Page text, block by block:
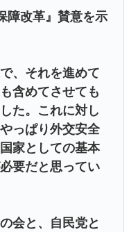
障改革』賛意を示
、それを進めて
含めてさせても
た。これに対し
っぱり外交安全
家としての基本
要だと思ってい
会と、自民党と